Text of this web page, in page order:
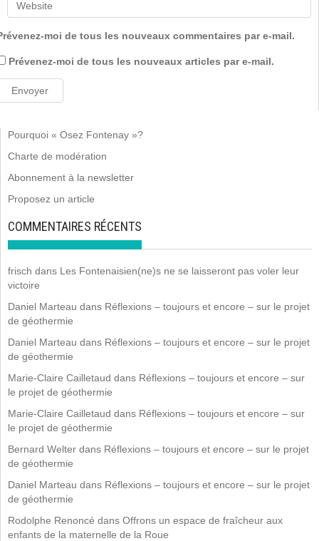
moi de tous les nouveaux commentaires par e-mail.
Prévenez-moi de tous les nouveaux articles par e-mail.
Pourquoi « Osez Fontenay »?
Charte de modération
Abonnement à la newsletter
Proposez un article
COMMENTAIRES RÉCENTS
frisch dans Les Fontenaisien(ne)s ne se laisseront pas voler leur
victoire
Daniel Marteau dans Réflexions – toujours et encore – sur le projet
de géothermie
Daniel Marteau dans Réflexions – toujours et encore – sur le projet
de géothermie
Marie-Claire Cailletaud dans Réflexions – toujours et encore – sur
le projet de géothermie
Marie-Claire Cailletaud dans Réflexions – toujours et encore – sur
le projet de géothermie
Bernard Welter dans Réflexions – toujours et encore – sur le projet
de géothermie
Daniel Marteau dans Réflexions – toujours et encore – sur le projet
de géothermie
Rodolphe Renoncé dans Offrons un espace de fraîcheur aux
enfants de la maternelle de la Roue